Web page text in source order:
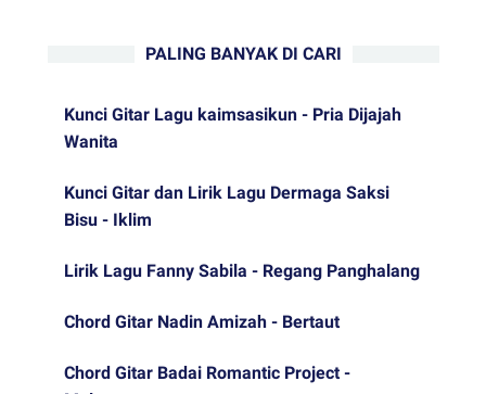
PALING BANYAK DI CARI
Kunci Gitar Lagu kaimsasikun - Pria Dijajah
Wanita
Kunci Gitar dan Lirik Lagu Dermaga Saksi
Bisu - Iklim
Lirik Lagu Fanny Sabila - Regang Panghalang
Chord Gitar Nadin Amizah - Bertaut
Chord Gitar Badai Romantic Project -